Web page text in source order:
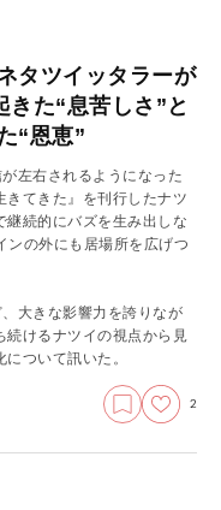
タツイッタラーが
た“息苦しさ”と
“恩恵”
左右されるようになった
きてきた』を刊行したナツ
継続的にバズを生み出しな
ンの外にも居場所を広げつ
大きな影響力を誇りなが
続けるナツイの視点から見
ついて訊いた。
2